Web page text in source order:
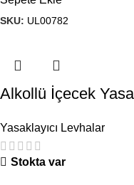
SKU: UL00782
Alkollü İçecek
Yasaklayıcı Levhalar
Stokta var